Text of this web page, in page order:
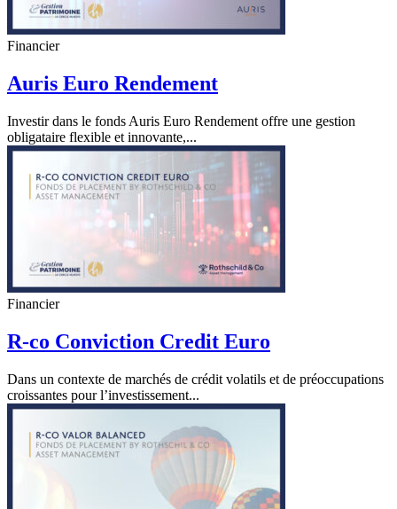
Financier
Auris Euro Rendement
Investir dans le fonds Auris Euro Rendement offre une gestion
obligataire flexible et innovante,...
Financier
R-co Conviction Credit Euro
Dans un contexte de marchés de crédit volatils et de préoccupations
croissantes pour l’investissement...